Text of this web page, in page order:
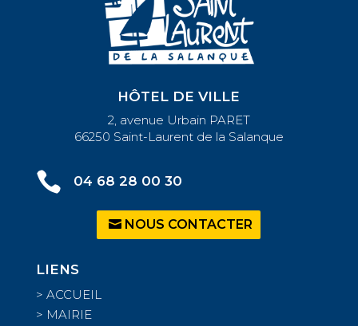
HÔTEL DE VILLE
2, avenue Urbain PARET
66250 Saint-Laurent de la Salanque
 04 68 28 00 30
NOUS CONTACTER
LIENS
> ACCUEIL
> MAIRIE